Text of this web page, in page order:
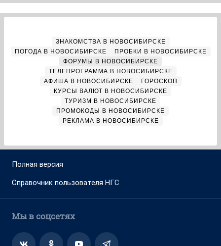
ЗНАКОМСТВА В НОВОСИБИРСКЕ
ПОГОДА В НОВОСИБИРСКЕ
ПРОБКИ В НОВОСИБИРСКЕ
ФОРУМЫ В НОВОСИБИРСКЕ
ТЕЛЕПРОГРАММА В НОВОСИБИРСКЕ
АФИША В НОВОСИБИРСКЕ
ГОРОСКОП
КУРСЫ ВАЛЮТ В НОВОСИБИРСКЕ
ТУРИЗМ В НОВОСИБИРСКЕ
ПРОМОКОДЫ В НОВОСИБИРСКЕ
РЕКЛАМА В НОВОСИБИРСКЕ
Полная версия
Справочник пользователя НГС
Мы в соцсетях